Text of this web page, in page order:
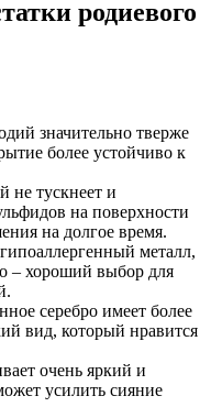
родиевого
значительно тверже
более устойчиво к
не тускнеет и
на поверхности
на долгое время.
металл,
– хороший выбор для
серебро имеет более
вид, который нравится
очень яркий и
усилить сияние